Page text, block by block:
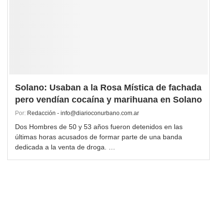
Solano: Usaban a la Rosa Mística de fachada
pero vendían cocaína y marihuana en Solano
Por: Redacción - info@diarioconurbano.com.ar
Dos Hombres de 50 y 53 años fueron detenidos en las
últimas horas acusados de formar parte de una banda
dedicada a la venta de droga. …